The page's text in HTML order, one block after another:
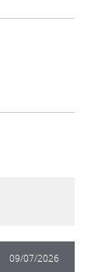
09/07/2026